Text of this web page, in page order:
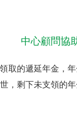
中心顧問協
取的遞延年金，
，剩下未支領的